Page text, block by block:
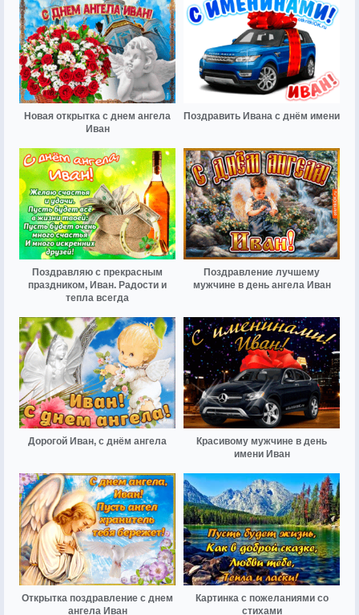
Новая открытка с днем ангела
Иван
Поздравить Ивана с днём имени
Поздравляю с прекрасным
праздником, Иван. Радости и
тепла всегда
Поздравление лучшему
мужчине в день ангела Иван
Дорогой Иван, с днём ангела
Красивому мужчине в день
имени Иван
Открытка поздравление с днем
ангела Иван
Картинка с пожеланиями со
стихами